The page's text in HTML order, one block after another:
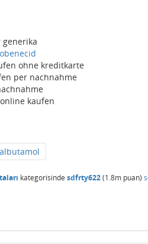
ohne kreditkarte
per nachnahme
kaufen
kategorisinde sdfrty622(1.8m puan)